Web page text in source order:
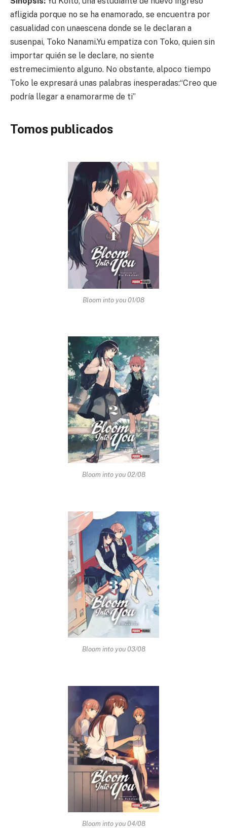
afligida porque no se ha enamorado, se encuentra por
casualidad con unaescena donde se le declaran a
susenpai, Toko Nanami.Yu empatiza con Toko, quien sin
importar quién se le declare, no siente
estremecimiento alguno. No obstante, alpoco tiempo
Toko le expresará unas palabras inesperadas:“Creo que
podría llegar a enamorarme de ti”
Tomos publicados
Bloom into you 01/08
Bloom into you 02/08
Bloom into you 03/08
Bloom into you 04/08